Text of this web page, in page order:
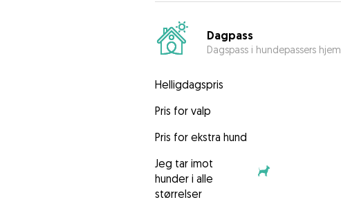
Dagpass
Dagspass i hundepassers hjem
Helligdagspris
Pris for valp
Pris for ekstra hund
Jeg tar imot
hunder i alle
størrelser